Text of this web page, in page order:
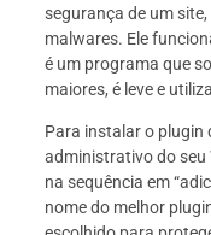
segurança de um
malwares. Ele
é um programa que
maiores, é leve e
Para instalar o plugin
administrativo do seu
na sequência em
nome do melhor